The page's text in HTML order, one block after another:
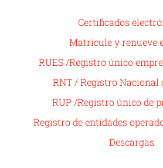
Certificados
Matricule y renueve
RUES /Registro único
RNT / Registro Nacional
RUP /Registro único de
Registro de entidades
Descargas